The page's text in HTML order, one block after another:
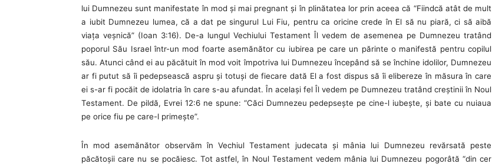
lui Dumnezeu sunt manifestate în mod şi mai pregnant şi în plinătatea lor prin aceea că “Fiindcă atât de mult
a iubit Dumnezeu lumea, că a dat pe singurul Lui Fiu, pentru ca oricine crede în El să nu piară, ci să aibă
viaţa veşnică” (Ioan 3:16). De-a lungul Vechiului Testament Îl vedem de asemenea pe Dumnezeu tratând
poporul Său Israel într-un mod foarte asemănător cu iubirea pe care un părinte o manifestă pentru copilul
său. Atunci când ei au păcătuit în mod voit împotriva lui Dumnezeu începând să se închine idolilor, Dumnezeu
ar fi putut să îi pedepsească aspru şi totuşi de fiecare dată El a fost dispus să îi elibereze în măsura în care
ei s-ar fi pocăit de idolatria în care s-au afundat. În acelaşi fel Îl vedem pe Dumnezeu tratând creştinii în Noul
Testament. De pildă, Evrei 12:6 ne spune: “Căci Dumnezeu pedepseşte pe cine-l iubeşte, şi bate cu nuiaua
pe orice fiu pe care-l primeşte”.
În mod asemănător observăm în Vechiul Testament judecata şi mânia lui Dumnezeu revărsată peste
păcătoşii care nu se pocăiesc. Tot astfel, în Noul Testament vedem mânia lui Dumnezeu pogorâtă “din cer